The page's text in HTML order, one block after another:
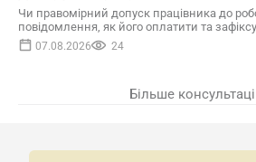
Чи правомірний допуск працівника до
повідомлення, як його оплатити та
07.08.2026 24
Більше